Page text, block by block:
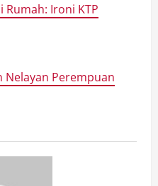
Rumah: Ironi KTP
Nelayan Perempuan